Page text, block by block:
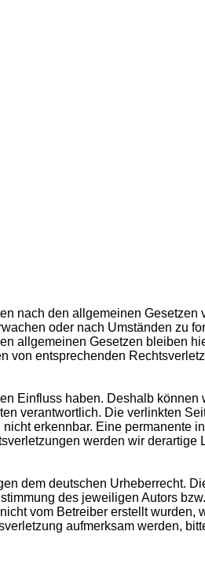
nach den allgemeinen
oder nach Umständen zu
allgemeinen Gesetzen bleiben
entsprechenden
Einfluss haben. Deshalb
verantwortlich. Die verlinkten
erkennbar. Eine permanente
werden wir derartige
dem deutschen Urheberrecht.
des jeweiligen Autors
vom Betreiber erstellt
aufmerksam werden,